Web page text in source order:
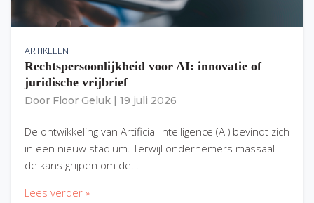
ARTIKELEN
Rechtspersoonlijkheid voor AI: innovatie of
juridische vrijbrief
Door Floor Geluk 19 juli 2026
De ontwikkeling van Artificial Intelligence (AI) bevindt zich
in een nieuw stadium. Terwijl ondernemers massaal
de kans grijpen om de…
Lees verder »